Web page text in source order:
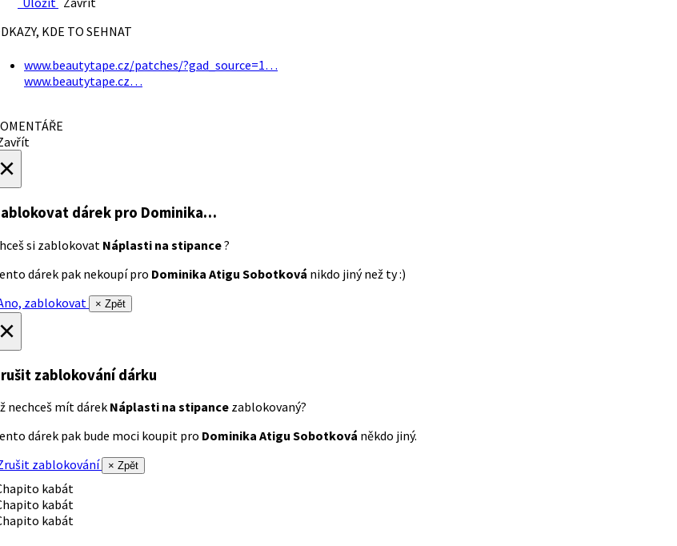
KDE TO SEHNAT
www.beautytape.cz/patches/?gad_source=1…
www.beautytape.cz…
dárek pro Dominika…
si zablokovat Náplasti na stipance?
dárek pak nekoupí pro Dominika Atigu Sobotková nikdo jiný než ty :)
zablokovat
× Zpět
zablokování dárku
nechceš mít dárek Náplasti na stipance zablokovaný?
dárek pak bude moci koupit pro Dominika Atigu Sobotková někdo jiný.
zablokování
× Zpět